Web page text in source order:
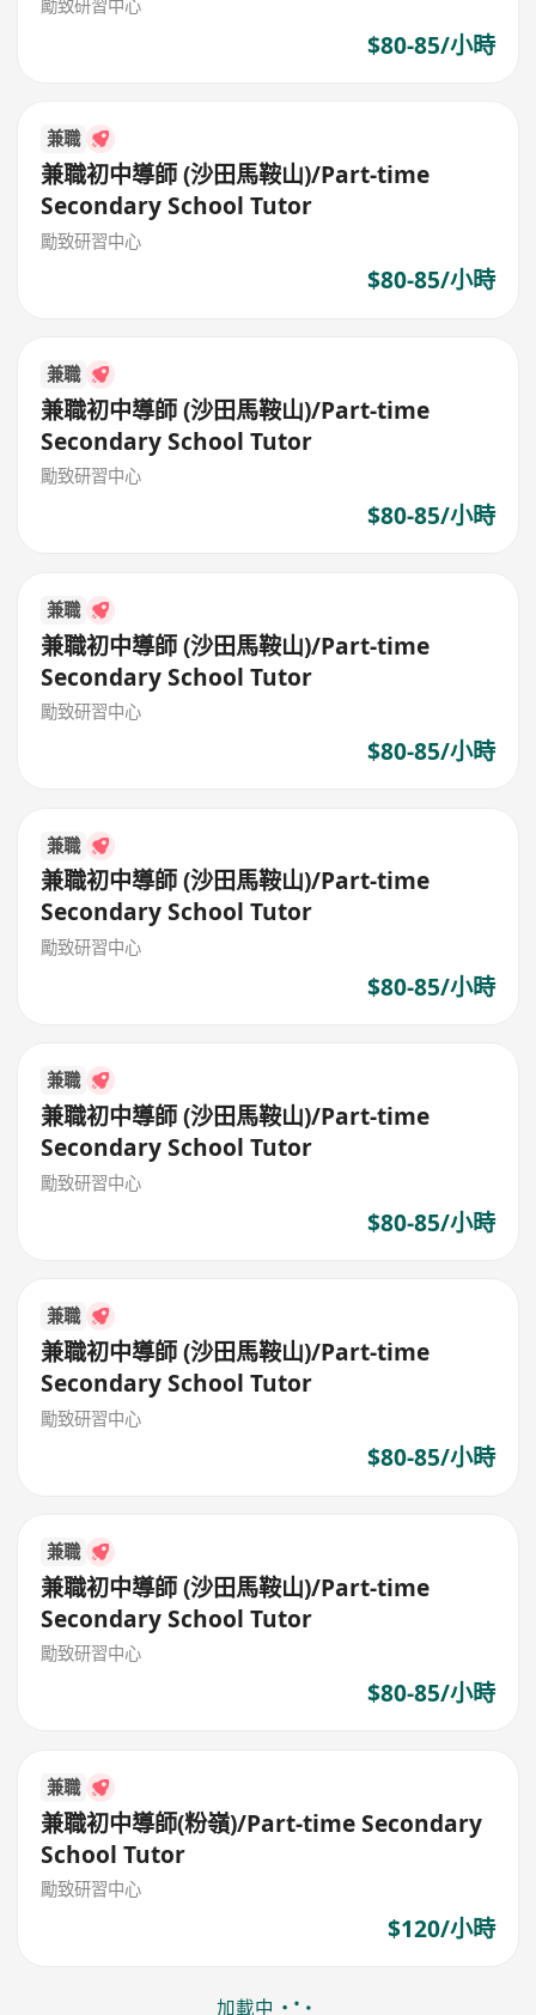
勵致研習中心
$80-85/小時
兼職
兼職初中導師 (沙田馬鞍山)/Part-time
Secondary School Tutor
勵致研習中心
$80-85/小時
兼職
兼職初中導師 (沙田馬鞍山)/Part-time
Secondary School Tutor
勵致研習中心
$80-85/小時
兼職
兼職初中導師 (沙田馬鞍山)/Part-time
Secondary School Tutor
勵致研習中心
$80-85/小時
兼職
兼職初中導師 (沙田馬鞍山)/Part-time
Secondary School Tutor
勵致研習中心
$80-85/小時
兼職
兼職初中導師 (沙田馬鞍山)/Part-time
Secondary School Tutor
勵致研習中心
$80-85/小時
兼職
兼職初中導師 (沙田馬鞍山)/Part-time
Secondary School Tutor
勵致研習中心
$80-85/小時
兼職
兼職初中導師 (沙田馬鞍山)/Part-time
Secondary School Tutor
勵致研習中心
$80-85/小時
兼職
兼職初中導師(粉嶺)/Part-time Secondary
School Tutor
勵致研習中心
$120/小時
加載中